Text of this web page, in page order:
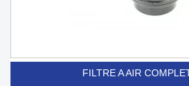
FILTRE A AIR